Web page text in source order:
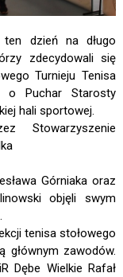
dzień na długo
zdecydowali się
Turnieju Tenisa
o Puchar Starosty
hali sportowej.
Stowarzyszenie
Górniaka oraz
objęli swym
tenisa stołowego
głównym zawodów.
Dębe Wielkie Rafał